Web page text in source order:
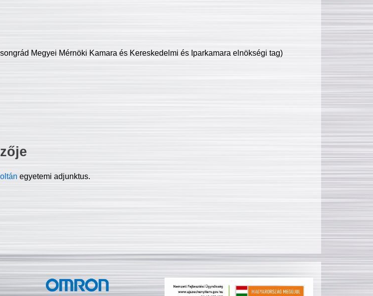
Megyei Mérnöki Kamara és Kereskedelmi és Iparkamara elnökségi tag)
egyetemi adjunktus.